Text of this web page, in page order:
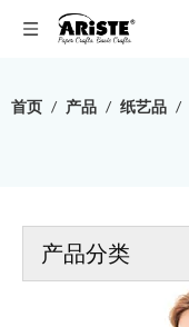
首页 / 产品 / 纸艺品 /
产品分类